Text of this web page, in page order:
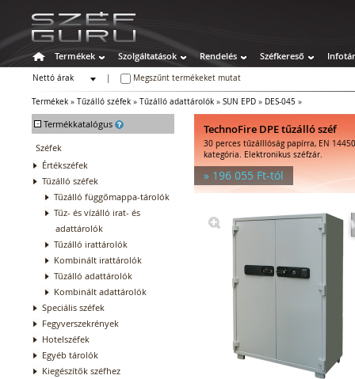
Termékek Szolgáltatások Rendelés Széfkereső Infotár
Nettó árak
Megszűnt termékeket mutat
Termékek » Tűzálló széfek » Tűzálló adattárolók » SUN EPD » DES-045 »
- Termékkatalógus
Széfek
Értékszéfek
Tűzálló széfek
Tűzálló függőmappa-tárolók
Tűz- és vízálló irat- és
adattárolók
Tűzálló irattárolók
Kombinált irattárolók
Tűzálló adattárolók
Kombinált adattárolók
Speciális széfek
Fegyverszekrények
Hotelszéfek
Egyéb tárolók
Kiegészítők széfhez
TechnoFire DPE tűzálló széf
30 perces tűzálllóság papírra, EN
kategória. Elektronikus széfzár.
» 196 055 Ft-tól